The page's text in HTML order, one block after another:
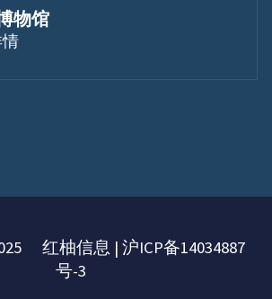
物馆
红柚信息 | 沪ICP备14034887
号-3